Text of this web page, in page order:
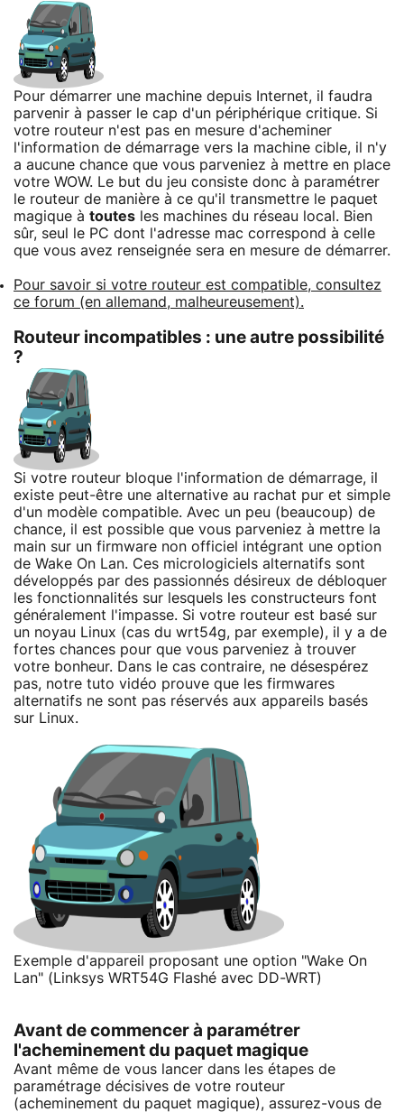
Pour démarrer une machine depuis Internet, il faudra
parvenir à passer le cap d'un périphérique critique. Si
votre routeur n'est pas en mesure d'acheminer
l'information de démarrage vers la machine cible, il n'y
a aucune chance que vous parveniez à mettre en place
votre WOW. Le but du jeu consiste donc à paramétrer
le routeur de manière à ce qu'il transmettre le paquet
magique à toutes les machines du réseau local. Bien
sûr, seul le PC dont l'adresse mac correspond à celle
que vous avez renseignée sera en mesure de démarrer.
Pour savoir si votre routeur est compatible, consultez
ce forum (en allemand, malheureusement).
Routeur incompatibles : une autre possibilité
?
Si votre routeur bloque l'information de démarrage, il
existe peut-être une alternative au rachat pur et simple
d'un modèle compatible. Avec un peu (beaucoup) de
chance, il est possible que vous parveniez à mettre la
main sur un firmware non officiel intégrant une option
de Wake On Lan. Ces micrologiciels alternatifs sont
développés par des passionnés désireux de débloquer
les fonctionnalités sur lesquels les constructeurs font
généralement l'impasse. Si votre routeur est basé sur
un noyau Linux (cas du wrt54g, par exemple), il y a de
fortes chances pour que vous parveniez à trouver
votre bonheur. Dans le cas contraire, ne désespérez
pas, notre tuto vidéo prouve que les firmwares
alternatifs ne sont pas réservés aux appareils basés
sur Linux.
Exemple d'appareil proposant une option "Wake On
Lan" (Linksys WRT54G Flashé avec DD-WRT)
Avant de commencer à paramétrer
l'acheminement du paquet magique
Avant même de vous lancer dans les étapes de
paramétrage décisives de votre routeur
(acheminement du paquet magique), assurez-vous de